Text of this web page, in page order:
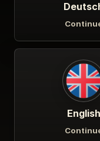
English
1.
YOURTEAMSPEAK
Ludwig-Jahn-
14943 Luckenwalde